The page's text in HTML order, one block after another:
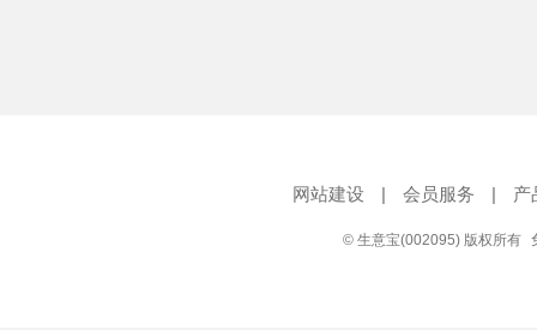
网站建设 | 会员服务 | 产
© 生意宝(002095) 版权所有